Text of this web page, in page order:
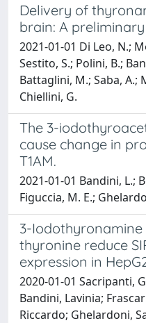
Delivery of
brain: A
2021-01-01 Di Leo, N.;
Sestito, S.; Polini, B.;
Battaglini, M.; Saba, A.;
Chiellini, G.
The 3-
cause change in
T1AM.
2021-01-01 Bandini, L.;
Figuccia, M. E.;
3-Iodothyronamine
thyronine reduce
expression in
2020-01-01 Sacripanti,
Bandini, Lavinia;
Riccardo; Ghelardoni,